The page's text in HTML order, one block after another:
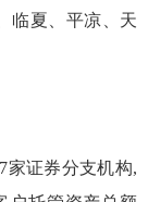
临夏、平凉、天
家证券分支机构,